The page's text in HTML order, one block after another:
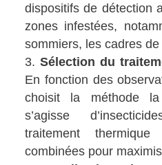
dispositifs de détection
zones infestées,
sommiers, les cadres
Sélection du
En fonction des
choisit la méthode
s’agisse
traitement
combinées pour